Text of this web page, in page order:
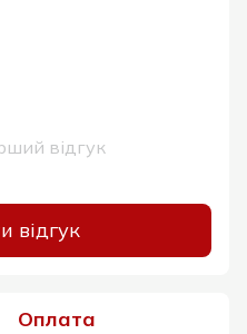
відгук
відгук
Оплата